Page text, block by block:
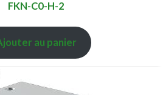
FKN-C0-H-2
au panier